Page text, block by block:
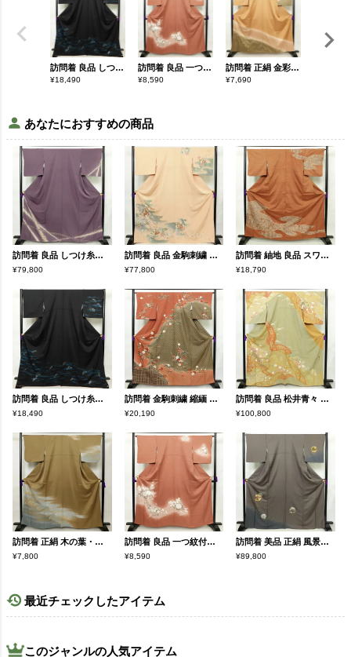
訪問着 良品 しつけ糸付き 正絹 木の葉・植物柄 袷仕立て 身丈170cm 裄丈71cm 箔 附下 着物 黒
¥18,490
訪問着 良品 一つ紋付き 正絹 花柄 袷仕立て 身丈161cm 裄丈64.5cm 金彩 刺繍 茶
¥8,590
訪問着 正絹 金彩 銀駒刺繍 古典柄 刺繍 身丈160cm 裄丈68cm 袷仕立て 茶
¥7,690
あなたにおすすめの商品
訪問着 良品 しつけ糸付き 縮緬 正絹 花柄 袷仕立て 身丈163.5cm 裄丈67.5cm リサイクル着物 着物 刺繍 卒業式 七五三 パーティー お宮参り フォーマル 洒落 紫・藤色
¥79,800
訪問着 良品 金駒刺繍 正絹 花柄 袷仕立て 身丈169.5cm 裄丈67cm リサイクル着物 着物 刺繍 箔 共八掛 金彩 入学式 卒業式 七五三 お宮参り フォーマル 四季花 松 菊 桜 ピンク
¥77,800
訪問着 紬地 良品 スワトウ刺繍 一つ紋付き 身丈164cm 裄丈66.5cm 正絹 幾何学柄・抽象柄 袷仕立て 茶
¥18,790
訪問着 良品 しつけ糸付き 正絹 木の葉・植物柄 袷仕立て 身丈170cm 裄丈71cm 箔 附下 着物 黒
¥18,490
訪問着 金駒刺繍 縮緬 正絹 古典柄 袷仕立て 身丈163cm 裄丈65.5cm 箔 金彩 フォーマル 着物 鳶色 茶
¥20,190
訪問着 良品 松井青々 落款入り 伊達衿付き 金駒刺繍 一つ紋付き 正絹 古典柄 袷仕立て 身丈165cm 裄丈67.5cm リサイクル着物 着物 刺繍 箔 共八掛 金彩 パーティー フォーマル 華やか 多色使い
¥100,800
訪問着 正絹 木の葉・植物柄 袷 茶 身丈161cm 裄丈67cm
¥7,800
訪問着 良品 一つ紋付き 正絹 花柄 袷仕立て 身丈161cm 裄丈64.5cm 金彩 刺繍 茶
¥8,590
訪問着 美品 正絹 風景柄 袷仕立て 身丈167cm 裄丈67cm リサイクル着物 着物 箔 金彩 入学式 卒業式 七五三 フォーマル 茶
¥89,800
最近チェックしたアイテム
このジャンルの人気アイテム